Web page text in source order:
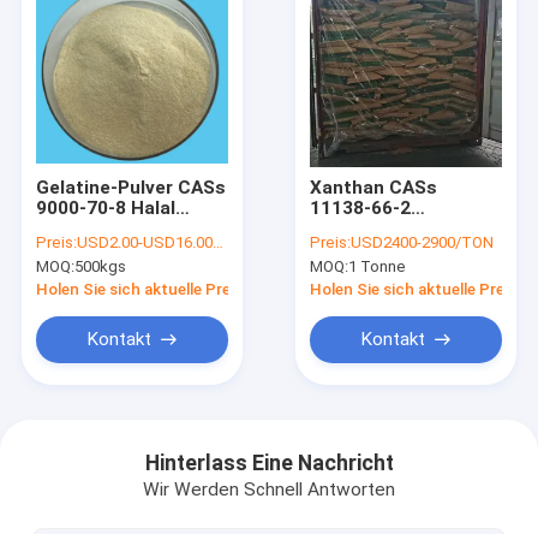
Gelatine-Pulver CASs
9000-70-8 Halal
Preis:USD2.00-USD16.00/KG
MOQ:500kgs
Holen Sie sich aktuelle Preis
Kontakt
Xanthan CASs
11138-66-2
Verdickungsmittel-
Lebensmittel-
Zusatzstoff-
Bohrungschemikalien
80mesh 200mesh
Preis:USD2400-2900/TON
MOQ:1 Tonne
Holen Sie sich aktuelle Preis
Kontakt
Hinterlass Eine Nachricht
Wir Werden Schnell Antworten